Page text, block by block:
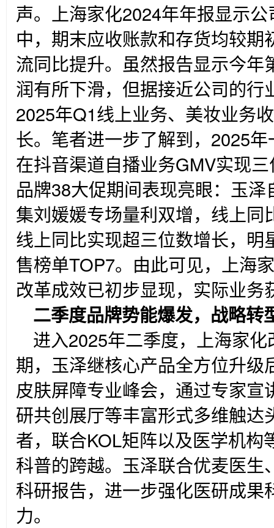
声。上海家化2024年年报显示
中，期末应收账款和存货均较
流同比提升。虽然报告显示今年
润有所下滑，但据接近公司的行
2025年Q1线上业务、美妆业务
长。笔者进一步了解到，2025
在抖音渠道自播业务GMV实现
品牌38大促期间表现亮眼：玉
集刘媛媛专场量利双增，线上同
线上同比实现超三位数增长，明
售榜单TOP7。由此可见，上海
改革成效已初步显现，实际业务
二季度品牌势能爆发，战略转
进入2025年二季度，上海家
期，玉泽继核心产品全方位升级
皮肤屏障专业峰会，通过专家
研共创展厅等丰富形式多维触达
者，联合KOL矩阵以及医学机构
科普的跨越。玉泽联合优麦医生
科研报告，进一步强化医研成果
力。